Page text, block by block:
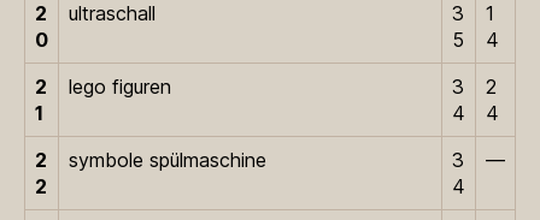
2
0
ultraschall
3
5
1
4
2
1
lego figuren
3
4
2
4
2
2
symbole spülmaschine
3
4
—